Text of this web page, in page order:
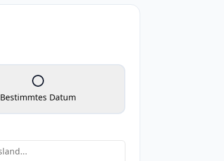
Bestimmtes Datum